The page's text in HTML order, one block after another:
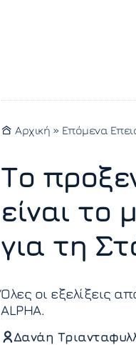
Αρχική » Επόμενα
Το
είναι το
για τη
Όλες οι εξελίξεις
ALPHA.
Δανάη